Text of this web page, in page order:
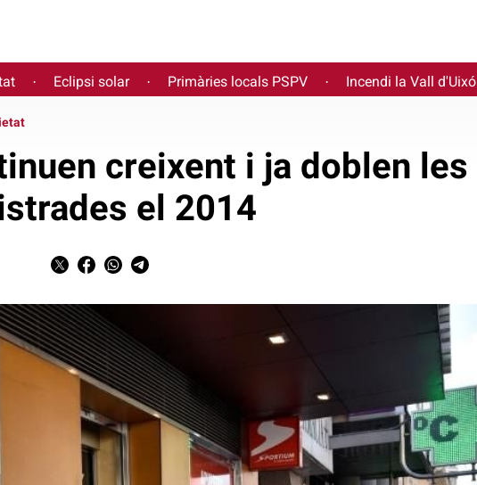
· Eclipsi solar · Primàries locals PSPV · Incendi la Vall d'Uixó
creixent i ja doblen les
el 2014